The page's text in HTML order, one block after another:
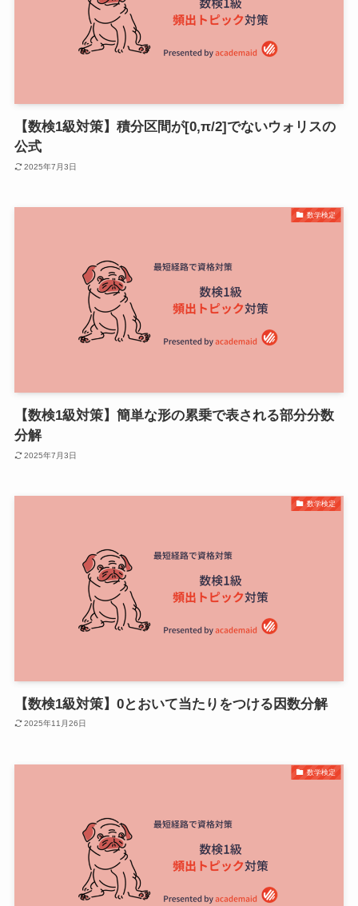
【数検1級対策】積分区間が[0,π/2]でないウォリスの
公式
2025年7月3日
数学検定
【数検1級対策】簡単な形の累乗で表される部分分数
分解
2025年7月3日
数学検定
【数検1級対策】0とおいて当たりをつける因数分解
2025年11月26日
数学検定